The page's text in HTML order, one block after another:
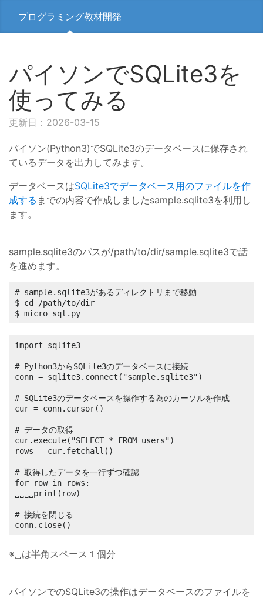
プログラミング教材開発
パイソンでSQLite3を
使ってみる
更新日：2026-03-15
パイソン(Python3)でSQLite3のデータベースに保存され
ているデータを出力してみます。
データベースはSQLite3でデータベース用のファイルを作
成する までの内容で作成しましたsample.sqlite3を利用し
ます。
sample.sqlite3のパスが/path/to/dir/sample.sqlite3で話
を進めます。
# sample.sqlite3があるディレクトリまで移動
$ cd /path/to/dir
$ micro sql.py
import sqlite3
# Python3からSQLite3のデータベースに接続
conn = sqlite3.connect("sample.sqlite3")
# SQLite3のデータベースを操作する為のカーソルを作成
cur = conn.cursor()
# データの取得
cur.execute("SELECT * FROM users")
rows = cur.fetchall()
# 取得したデータを一行ずつ確認
for row in rows:
␣␣␣␣print(row)
# 接続を閉じる
conn.close()
※␣は半角スペース１個分
パイソンでのSQLite3の操作はデータベースのファイルを